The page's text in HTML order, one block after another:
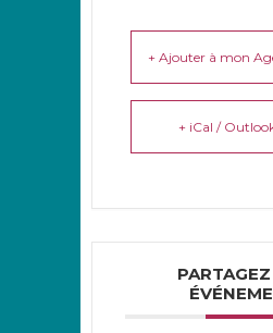
+ Ajouter à mon
+ iCal /